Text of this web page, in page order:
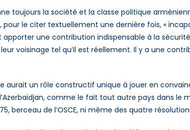
toujours la société et la classe politique
pour le citer textuellement une dernière fois, «
apporter une contribution indispensable à la
voisinage tel qu’il est réellement. Il y a une
aurait un rôle constructif unique à jouer en
comme le fait tout autre pays dans le
berceau de l’OSCE, ni même des quatre